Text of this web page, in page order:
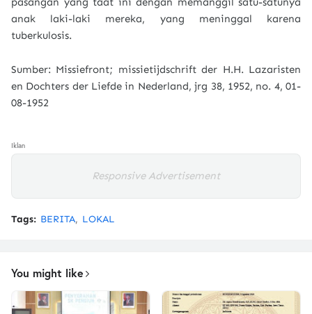
anak laki-laki mereka, yang meninggal karena
tuberkulosis.
Sumber: Missiefront; missietijdschrift der H.H. Lazaristen
en Dochters der Liefde in Nederland, jrg 38, 1952, no. 4, 01-
08-1952
Iklan
Responsive Advertisement
Tags: BERITA LOKAL
You might like